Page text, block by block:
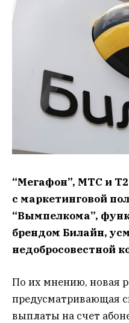
“Мегафон”, МТС и
с маркетинговой
“Вымпелкома”,
брендом Билайн,
недобросовестной
По их мнению, новая
предусматривающая
выплаты на счет